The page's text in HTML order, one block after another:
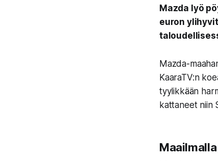
Mazda lyö
euron
Mazda-
KaaraTV:n
tyylikkään
kattaneet niin